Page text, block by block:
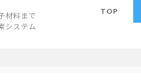
材料まで
システム
TOP